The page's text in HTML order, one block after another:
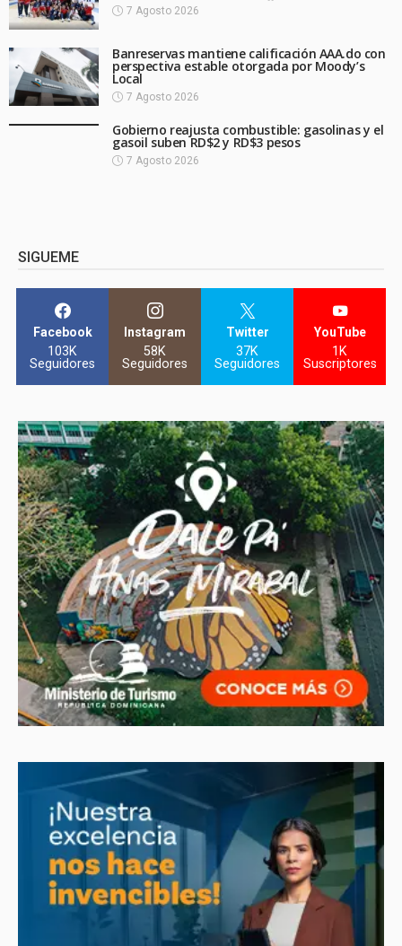
7 Agosto 2026
Banreservas mantiene calificación AAA.do con
perspectiva estable otorgada por Moody’s
Local
7 Agosto 2026
Gobierno reajusta combustible: gasolinas y el
gasoil suben RD$2 y RD$3 pesos
7 Agosto 2026
SIGUEME
Facebook
103K
Seguidores
Instagram
58K
Seguidores
Twitter
37K
Seguidores
YouTube
1K
Suscriptores